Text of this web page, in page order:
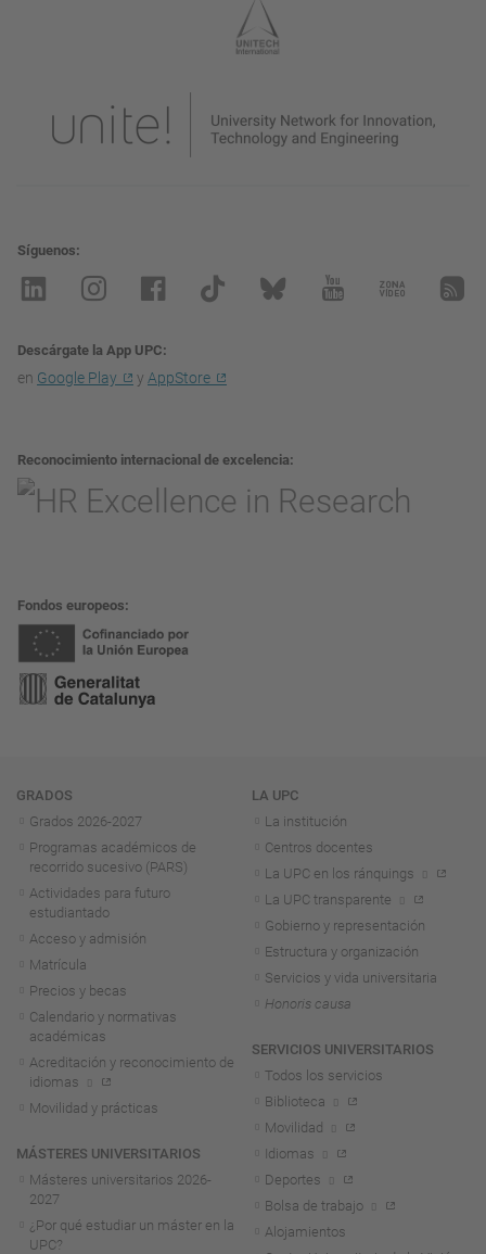
Síguenos
Descárgate la App UPC
en Google Play y AppStore
Reconocimiento internacional de excelencia
Fondos europeos
Navegación
GRADOS
Grados 2026-2027
Programas académicos de
recorrido sucesivo (PARS)
Actividades para futuro
estudiantado
Acceso y admisión
Matrícula
Precios y becas
Calendario y normativas
académicas
Acreditación y reconocimiento de
idiomas
Movilidad y prácticas
MÁSTERES UNIVERSITARIOS
Másteres universitarios 2026-
2027
¿Por qué estudiar un máster en la
UPC?
LA UPC
La institución
Centros docentes
La UPC en los ránquings
La UPC transparente
Gobierno y representación
Estructura y organización
Servicios y vida universitaria
Honoris causa
SERVICIOS UNIVERSITARIOS
Todos los servicios
Biblioteca
Movilidad
Idiomas
Deportes
Bolsa de trabajo
Alojamientos